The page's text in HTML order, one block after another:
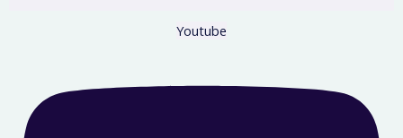
Youtube